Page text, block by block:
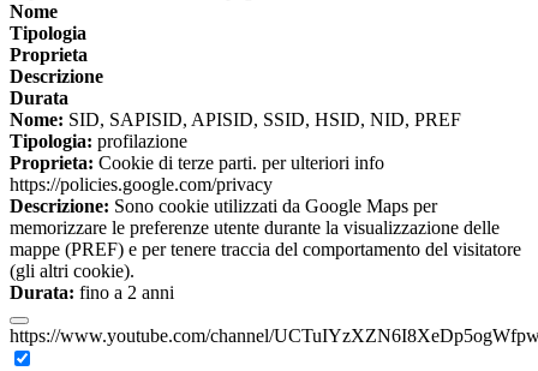
Nome
Tipologia
Proprieta
Descrizione
Durata
Nome: SID, SAPISID, APISID, SSID, HSID, NID, PREF
Tipologia: profilazione
Proprieta: Cookie di terze parti. per ulteriori info
https://policies.google.com/privacy
Descrizione: Sono cookie utilizzati da Google Maps per
memorizzare le preferenze utente durante la visualizzazione delle
mappe (PREF) e per tenere traccia del comportamento del visitatore
(gli altri cookie).
Durata: fino a 2 anni
https://www.youtube.com/channel/